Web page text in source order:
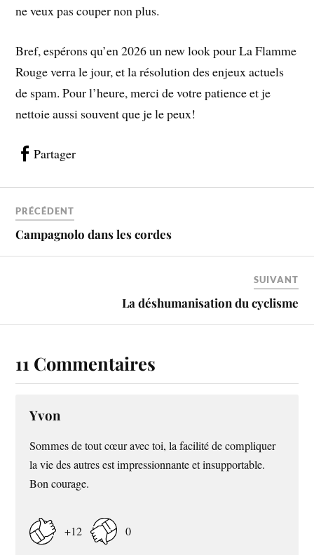
ne veux pas couper non plus.
Bref, espérons qu’en 2026 un new look pour La Flamme
Rouge verra le jour, et la résolution des enjeux actuels
de spam. Pour l’heure, merci de votre patience et je
nettoie aussi souvent que je le peux!
Partager
PRÉCÉDENT
Campagnolo dans les cordes
SUIVANT
La déshumanisation du cyclisme
11 Commentaires
Yvon
Sommes de tout cœur avec toi, la facilité de compliquer
la vie des autres est impressionnante et insupportable.
Bon courage.
+12 0